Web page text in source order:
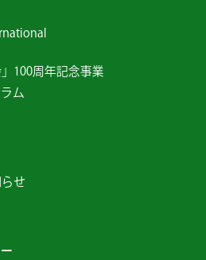
」100周年記念事業
ム
せ